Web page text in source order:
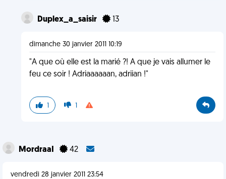
Duplex_a_saisir 13
dimanche 30 janvier 2011 10:19
"A que où elle est la marié ?! A que je vais allumer le
feu ce soir ! Adriaaaaaan, adriian !"
1 1
MordraaI 42
vendredi 28 janvier 2011 23:54